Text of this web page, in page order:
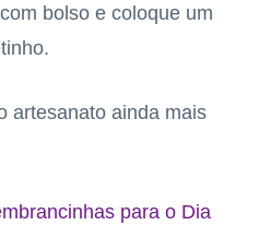
bolso e coloque um
artesanato ainda mais
para o Dia